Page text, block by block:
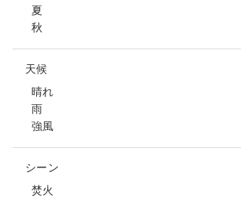
夏
秋
天候
晴れ
雨
強風
シーン
焚火